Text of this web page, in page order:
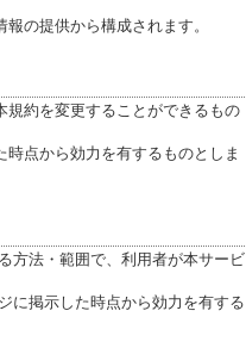
の提供から構成されます。
規約を変更することができるもの
時点から効力を有するものとしま
方法・範囲で、利用者が本サービ
に掲示した時点から効力を有する